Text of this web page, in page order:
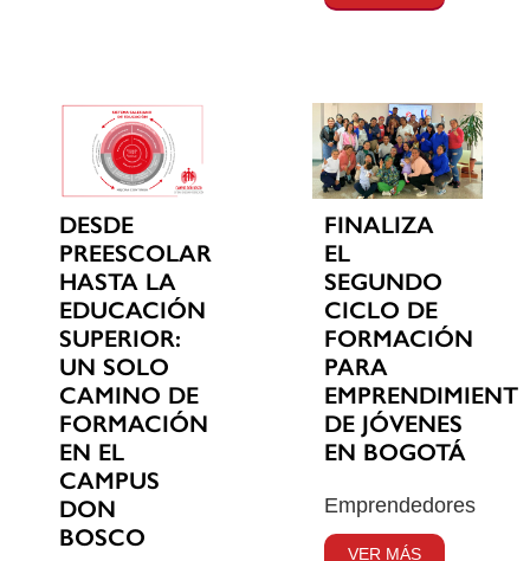
DESDE
PREESCOLAR
HASTA LA
EDUCACIÓN
SUPERIOR:
UN SOLO
CAMINO DE
FORMACIÓN
EN EL
CAMPUS
DON
BOSCO
FINALIZA
EL
SEGUNDO
CICLO DE
FORMACIÓN
PARA
DE JÓVENES
EN BOGOTÁ
Emprendedores
VER MÁS